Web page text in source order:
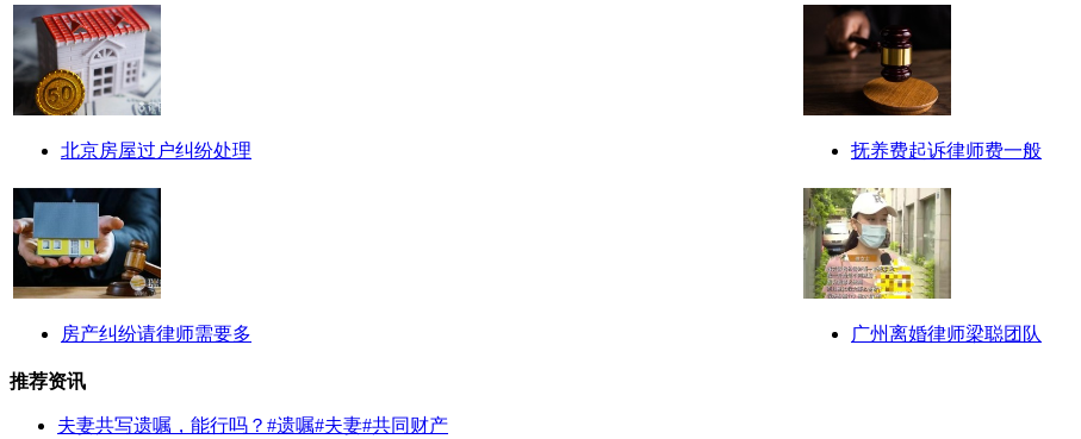
北京房屋过户纠纷处理 抚养费起诉律师费一般
房产纠纷请律师需要多 广州离婚律师梁聪团队
推荐资讯
夫妻共写遗嘱，能行吗？#遗嘱#夫妻#共同财产